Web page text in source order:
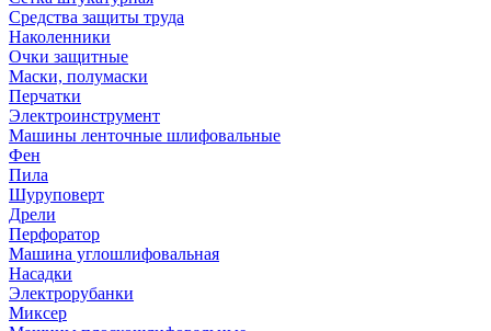
Средства защиты труда
Наколенники
Очки защитные
Маски, полумаски
Перчатки
Электроинструмент
Машины ленточные шлифовальные
Фен
Пила
Шуруповерт
Дрели
Перфоратор
Машина углошлифовальная
Насадки
Электрорубанки
Миксер